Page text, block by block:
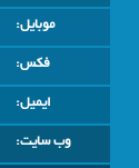
موبایل:
فکس:
ایمیل:
وب سایت: